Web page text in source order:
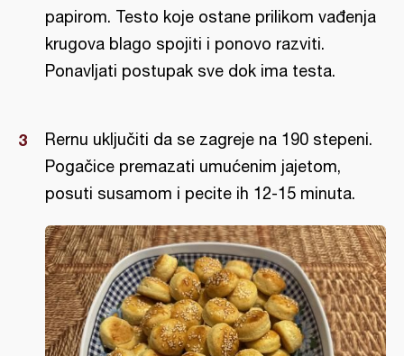
papirom. Testo koje ostane prilikom vađenja
krugova blago spojiti i ponovo razviti.
Ponavljati postupak sve dok ima testa.
Rernu uključiti da se zagreje na 190 stepeni.
Pogačice premazati umućenim jajetom,
posuti susamom i pecite ih 12-15 minuta.